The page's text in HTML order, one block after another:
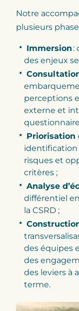
Notre
plusieurs
Immersion :
des enjeux
perceptions
externe et
Priorisation
identification
risques et
critères ;
Analyse
différentiel
la CSRD ;
des équipes
des
des leviers à
terme.